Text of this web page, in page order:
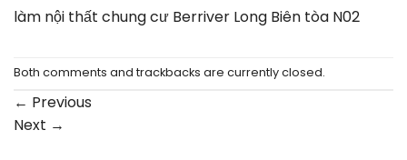
làm nội thất chung cư Berriver Long Biên tòa N02
Both comments and trackbacks are currently closed.
← Previous
Next →